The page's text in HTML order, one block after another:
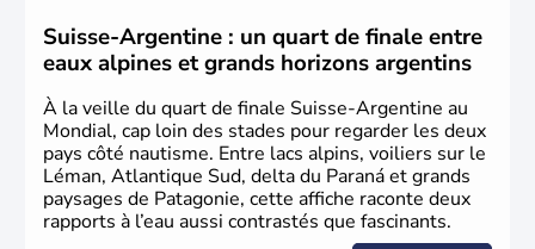
d'une alliance composée de plusieurs cantons. L'Etat
fédéral n'est créé qu'en 1848 et signe l'abolition des
frontières, ainsi que l'établissement d'une monnaie
unique et d'une armée. La première constitution est
rédigée à la même année, le droit de référendum est
ajouté 26 ans plus tard.
Suisse-Argentine : un quart de finale entre
eaux alpines et grands horizons argentins
À la veille du quart de finale Suisse-Argentine au
Mondial, cap loin des stades pour regarder les deux
pays côté nautisme. Entre lacs alpins, voiliers sur le
Léman, Atlantique Sud, delta du Paraná et grands
paysages de Patagonie, cette affiche raconte deux
rapports à l’eau aussi contrastés que fascinants.